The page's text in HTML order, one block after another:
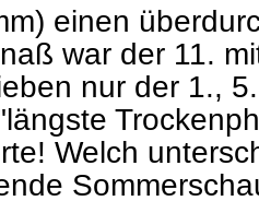
einen
war der 11.
nur der 1.,
Welch